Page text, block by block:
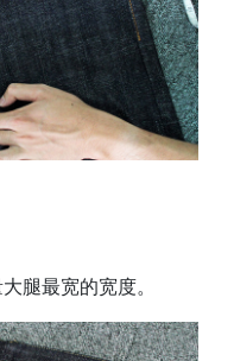
腿最宽的宽度。